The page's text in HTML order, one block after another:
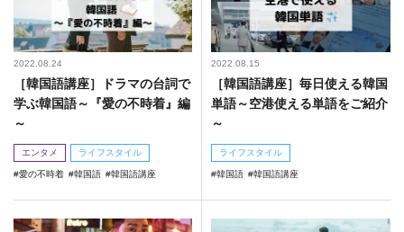
2022.08.24
［韓国語講座］ドラマの台詞で
学ぶ韓国語～『愛の不時着』編
～
エンタメ ライフスタイル
愛の不時着 韓国語 韓国語講座
2022.08.15
［韓国語講座］毎日使える韓国
単語～空港使える単語をご紹介
～
ライフスタイル
韓国語 韓国語講座